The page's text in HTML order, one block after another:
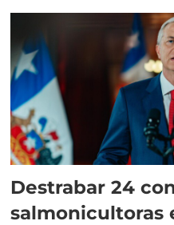
Destrabar 24
salmonicultoras